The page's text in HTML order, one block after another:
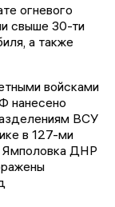
огневого
свыше 30-ти
а также
войсками
нанесено
ВСУ
в 127-ми
Ямполовка ДНР